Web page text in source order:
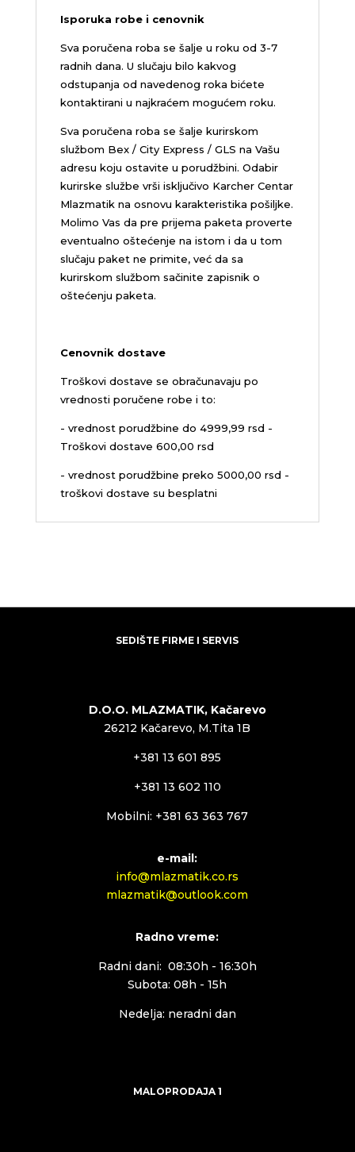
Isporuka robe i cenovnik
Sva poručena roba se šalje u roku od 3-7
radnih dana. U slučaju bilo kakvog
odstupanja od navedenog roka bićete
kontaktirani u najkraćem mogućem roku.
Sva poručena roba se šalje kurirskom
službom Bex / City Express / GLS na Vašu
adresu koju ostavite u porudžbini. Odabir
kurirske službe vrši isključivo Karcher Centar
Mlazmatik na osnovu karakteristika pošiljke.
Molimo Vas da pre prijema paketa proverte
eventualno oštećenje na istom i da u tom
slučaju paket ne primite, već da sa
kurirskom službom sačinite zapisnik o
oštećenju paketa.
Cenovnik dostave
Troškovi dostave se obračunavaju po
vrednosti poručene robe i to:
- vrednost porudžbine do 4999,99 rsd -
Troškovi dostave 600,00 rsd
- vrednost porudžbine preko 5000,00 rsd -
troškovi dostave su besplatni
SEDIŠTE FIRME I SERVIS
D.O.O. MLAZMATIK, Kačarevo
26212 Kačarevo, M.Tita 1B
+381 13 601 895
+381 13 602 110
Mobilni: +381 63 363 767
e-mail:
info@mlazmatik.co.rs
mlazmatik@outlook.com
Radno vreme:
Radni dani: 08:30h - 16:30h
Subota: 08h - 15h
Nedelja: neradni dan
MALOPRODAJA 1